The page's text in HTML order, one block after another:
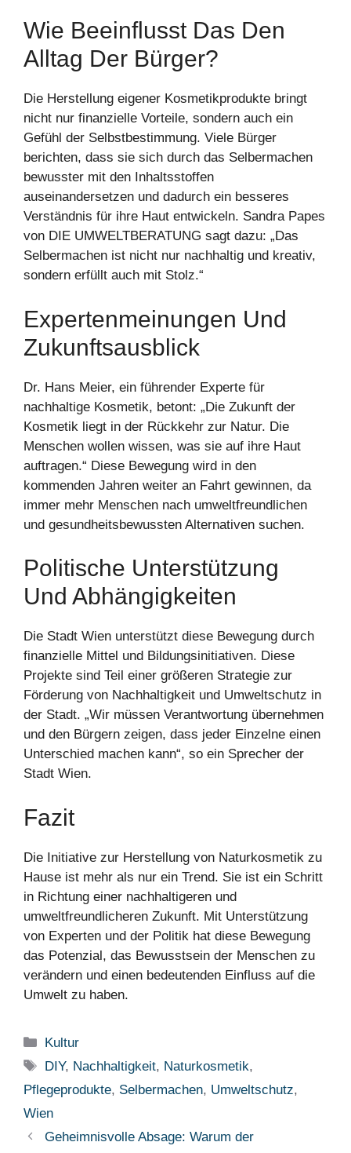
Wie Beeinflusst Das Den
Alltag Der Bürger?
Die Herstellung eigener Kosmetikprodukte bringt
nicht nur finanzielle Vorteile, sondern auch ein
Gefühl der Selbstbestimmung. Viele Bürger
berichten, dass sie sich durch das Selbermachen
bewusster mit den Inhaltsstoffen
auseinandersetzen und dadurch ein besseres
Verständnis für ihre Haut entwickeln. Sandra Papes
von DIE UMWELTBERATUNG sagt dazu: „Das
Selbermachen ist nicht nur nachhaltig und kreativ,
sondern erfüllt auch mit Stolz.“
Expertenmeinungen Und
Zukunftsausblick
Dr. Hans Meier, ein führender Experte für
nachhaltige Kosmetik, betont: „Die Zukunft der
Kosmetik liegt in der Rückkehr zur Natur. Die
Menschen wollen wissen, was sie auf ihre Haut
auftragen.“ Diese Bewegung wird in den
kommenden Jahren weiter an Fahrt gewinnen, da
immer mehr Menschen nach umweltfreundlichen
und gesundheitsbewussten Alternativen suchen.
Politische Unterstützung
Und Abhängigkeiten
Die Stadt Wien unterstützt diese Bewegung durch
finanzielle Mittel und Bildungsinitiativen. Diese
Projekte sind Teil einer größeren Strategie zur
Förderung von Nachhaltigkeit und Umweltschutz in
der Stadt. „Wir müssen Verantwortung übernehmen
und den Bürgern zeigen, dass jeder Einzelne einen
Unterschied machen kann“, so ein Sprecher der
Stadt Wien.
Fazit
Die Initiative zur Herstellung von Naturkosmetik zu
Hause ist mehr als nur ein Trend. Sie ist ein Schritt
in Richtung einer nachhaltigeren und
umweltfreundlicheren Zukunft. Mit Unterstützung
von Experten und der Politik hat diese Bewegung
das Potenzial, das Bewusstsein der Menschen zu
verändern und einen bedeutenden Einfluss auf die
Umwelt zu haben.
Kategorien
Kultur
Schlagwörter
DIY, Nachhaltigkeit, Naturkosmetik,
Pflegeprodukte, Selbermachen, Umweltschutz,
Wien
Geheimnisvolle Absage: Warum der